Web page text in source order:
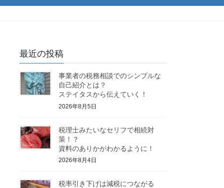
最近の投稿
事業者の税務相談でのシンプルな
自己紹介とは？
ステイタスから伝えていく！
2026年8月5日
税理士みたいなセリフで相続対
策！？
資料のありかがわかるように！
2026年8月4日
税率引き下げは減税につながる